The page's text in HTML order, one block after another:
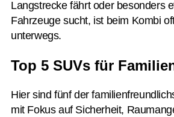
Langstrecke fährt oder besonders
Fahrzeuge sucht, ist beim Kombi
unterwegs.
Top 5 SUVs für
Hier sind fünf der
mit Fokus auf Sicherheit,